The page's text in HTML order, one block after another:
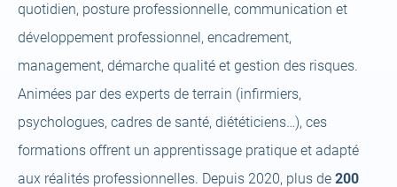
quotidien, posture professionnelle, communication et
développement professionnel, encadrement,
management, démarche qualité et gestion des risques.
Animées par des experts de terrain (infirmiers,
psychologues, cadres de santé, diététiciens…), ces
formations offrent un apprentissage pratique et adapté
aux réalités professionnelles. Depuis 2020, plus de 200